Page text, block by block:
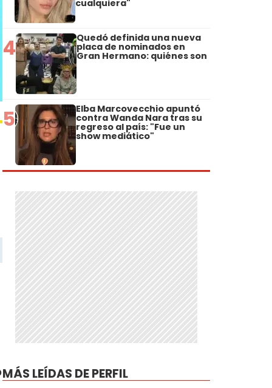
cualquiera"
4 Quedó definida una nueva
placa de nominados en
Gran Hermano: quiénes son
5 Elba Marcovecchio apuntó
contra Wanda Nara tras su
regreso al país: "Fue un
show mediático"
MÁS LEÍDAS DE PERFIL